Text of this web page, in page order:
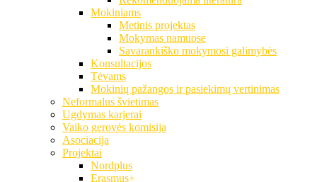
Mokiniams
Metinis projektas
Mokymas namuose
Savarankiško mokymosi galimybės
Konsultacijos
Tėvams
Mokinių pažangos ir pasiekimų vertinimas
Neformalus švietimas
Ugdymas karjerai
Vaiko gerovės komisija
Asociacija
Projektai
Nordplus
Erasmus+